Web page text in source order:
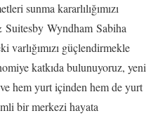
sunma kararlılığımızı
Wyndham Sabiha
güçlendirmekle
katkıda bulunuyoruz, yeni
hem yurt içinden hem de yurt
bir merkezi hayata